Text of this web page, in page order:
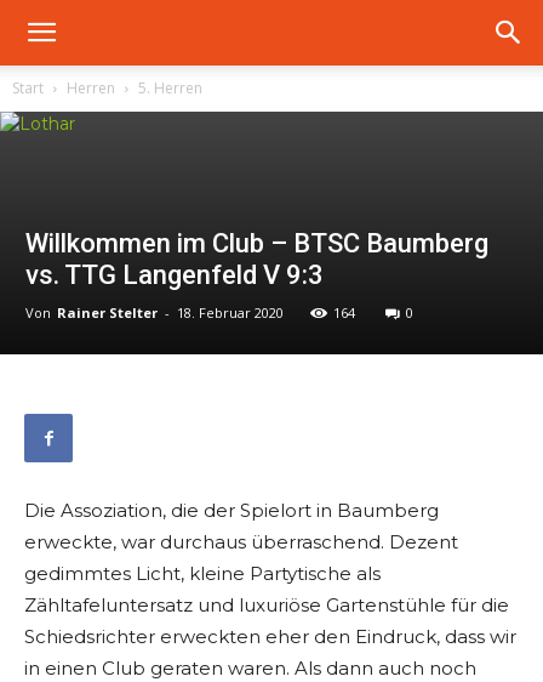
Start Herren 5. Herren
Willkommen im Club – BTSC Baumberg
vs. TTG Langenfeld V 9:3
Von Rainer Stelter - 18. Februar 2020 164 0
Die Assoziation, die der Spielort in Baumberg
erweckte, war durchaus überraschend. Dezent
gedimmtes Licht, kleine Partytische als
Zähltafeluntersatz und luxuriöse Gartenstühle für die
Schiedsrichter erweckten eher den Eindruck, dass wir
in einen Club geraten waren. Als dann auch noch